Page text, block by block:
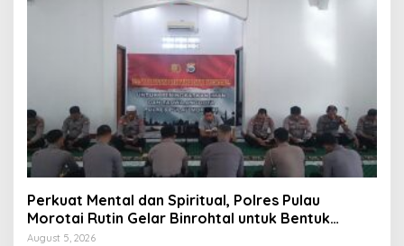
Perkuat Mental dan Spiritual, Polres Pulau
Morotai Rutin Gelar Binrohtal untuk Bentuk
Personel Berintegritas
August 5, 2026